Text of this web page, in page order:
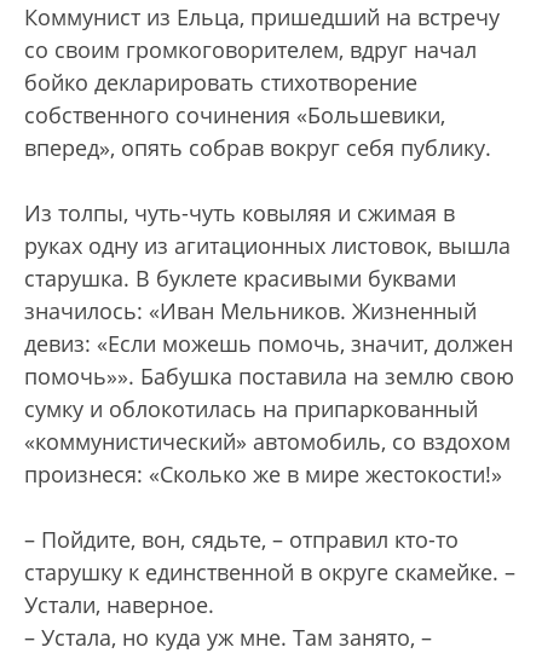
Коммунист из Ельца, пришедший на встречу
со своим громкоговорителем, вдруг начал
бойко декларировать стихотворение
собственного сочинения «Большевики,
вперед», опять собрав вокруг себя публику.
Из толпы, чуть-чуть ковыляя и сжимая в
руках одну из агитационных листовок, вышла
старушка. В буклете красивыми буквами
значилось: «Иван Мельников. Жизненный
девиз: «Если можешь помочь, значит, должен
помочь»». Бабушка поставила на землю свою
сумку и облокотилась на припаркованный
«коммунистический» автомобиль, со вздохом
произнеся: «Сколько же в мире жестокости!»
– Пойдите, вон, сядьте, – отправил кто-то
старушку к единственной в округе скамейке. –
Устали, наверное.
– Устала, но куда уж мне. Там занято, –